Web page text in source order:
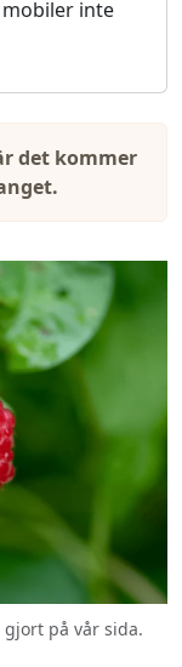
inte
det kommer
på vår sida.